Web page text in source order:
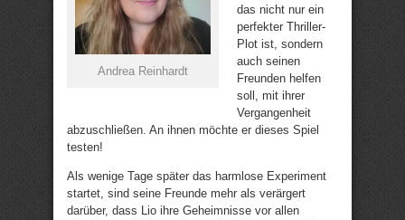
Andrea Reinhardt
das nicht nur ein
perfekter Thriller-
Plot ist, sondern
auch seinen
Freunden helfen
soll, mit ihrer
Vergangenheit
abzuschließen. An ihnen möchte er dieses Spiel
testen!
Als wenige Tage später das harmlose Experiment
startet, sind seine Freunde mehr als verärgert
darüber, dass Lio ihre Geheimnisse vor allen